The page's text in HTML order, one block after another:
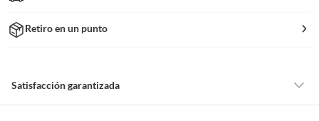
Retiro en un punto
Satisfacción garantizada